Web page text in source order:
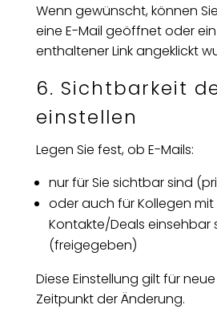
Wenn gewünscht, können
eine E-Mail geöffnet oder
enthaltener Link angeklickt
6. Sichtbarkeit
einstellen
Legen Sie fest, ob E-Mails:
nur für Sie sichtbar sind
oder auch für Kollegen
Kontakte/Deals einsehbar
(freigegeben)
Diese Einstellung gilt für
Zeitpunkt der Änderung.